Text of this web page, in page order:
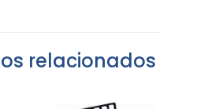
relacionados